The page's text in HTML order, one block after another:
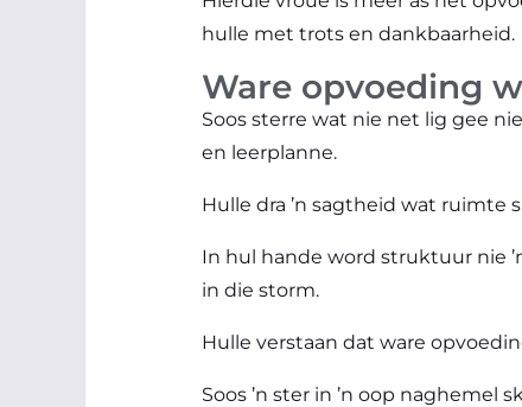
hulle met trots en dankbaarheid.
Ware opvoeding
Soos sterre wat nie net lig gee
en leerplanne.
Hulle dra ’n sagtheid wat ruimte
In hul hande word struktuur nie
in die storm.
Hulle verstaan dat ware
Soos ’n ster in ’n oop naghemel